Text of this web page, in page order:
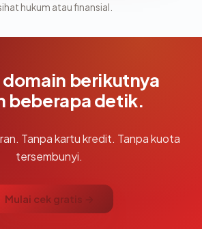
hukum atau finansial.
domain berikutnya
beberapa detik.
Tanpa kartu kredit. Tanpa kuota
tersembunyi.
Mulai cek gratis →